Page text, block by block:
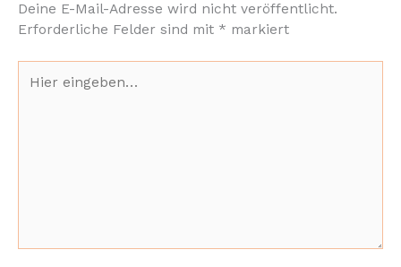
Deine E-Mail-Adresse wird nicht veröffentlicht.
Erforderliche Felder sind mit * markiert
eingeben…